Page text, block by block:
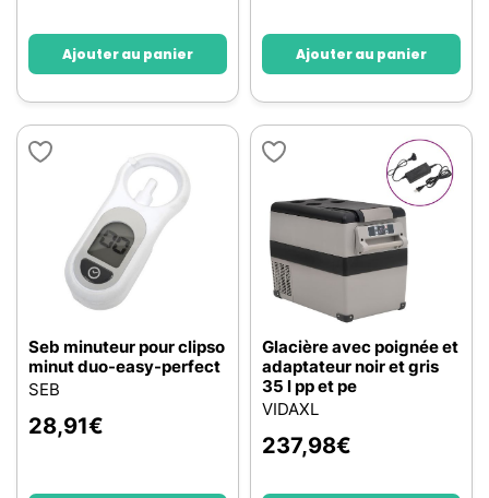
Ajouter au panier Ajouter au panier
Seb minuteur pour clipso
minut duo-easy-perfect
SEB
28,91€
Glacière avec poignée et
adaptateur noir et gris
35 l pp et pe
VIDAXL
237,98€